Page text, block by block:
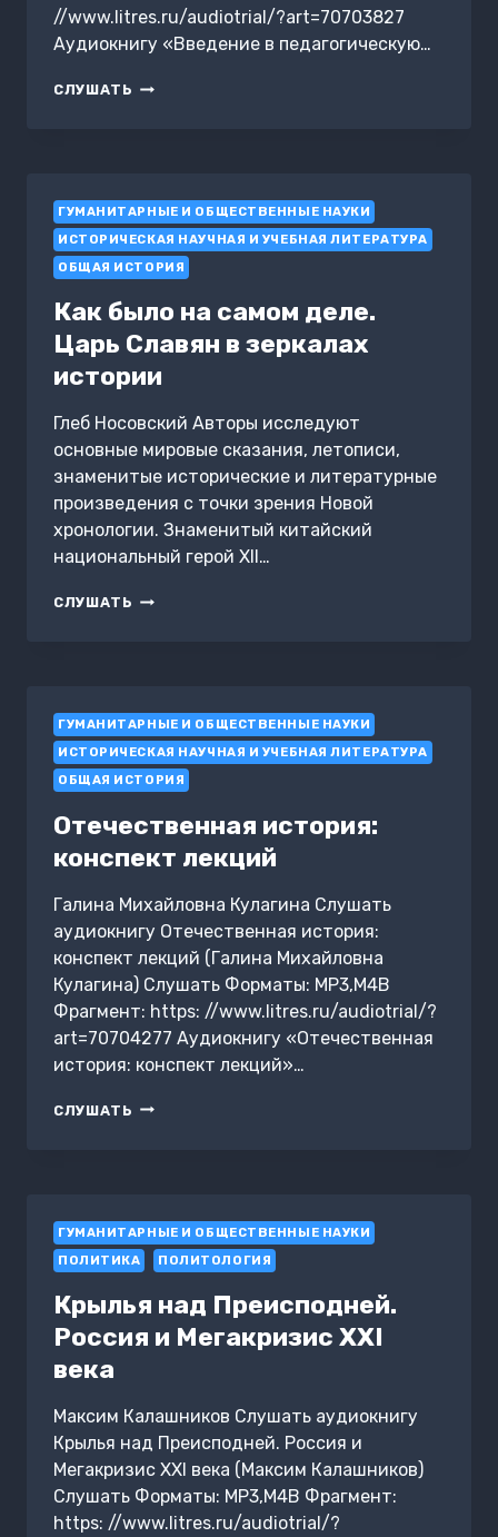
//www.litres.ru/audiotrial/?art=70703827
Аудиокнигу «Введение в педагогическую…
СЛУШАТЬ ВВЕДЕНИЕ
ГУМАНИТАРНЫЕ И ОБЩЕСТВЕННЫЕ НАУКИ
ИСТОРИЧЕСКАЯ НАУЧНАЯ И УЧЕБНАЯ ЛИТЕРАТУРА
ОБЩАЯ ИСТОРИЯ
Как было на самом деле.
Царь Славян в зеркалах
истории
Глеб Носовский Авторы исследуют
основные мировые сказания, летописи,
знаменитые исторические и литературные
произведения с точки зрения Новой
хронологии. Знаменитый китайский
национальный герой XII…
СЛУШАТЬ КАК
СЛАВЯН
В
ЗЕРКАЛАХ
ИСТОРИИ
ГУМАНИТАРНЫЕ И ОБЩЕСТВЕННЫЕ НАУКИ
ИСТОРИЧЕСКАЯ НАУЧНАЯ И УЧЕБНАЯ ЛИТЕРАТУРА
ОБЩАЯ ИСТОРИЯ
Отечественная история:
конспект лекций
Галина Михайловна Кулагина Слушать
аудиокнигу Отечественная история:
конспект лекций (Галина Михайловна
Кулагина) Слушать Форматы: MP3,M4B
Фрагмент: https: //www.litres.ru/audiotrial/?
art=70704277 Аудиокнигу «Отечественная
история: конспект лекций»…
СЛУШАТЬ ОТЕЧЕСТВЕННАЯ
ГУМАНИТАРНЫЕ И ОБЩЕСТВЕННЫЕ НАУКИ
ПОЛИТИКА
ПОЛИТОЛОГИЯ
Крылья над Преисподней.
Россия и Мегакризис XXI
века
Максим Калашников Слушать аудиокнигу
Крылья над Преисподней. Россия и
Мегакризис XXI века (Максим Калашников)
Слушать Форматы: MP3,M4B Фрагмент:
https: //www.litres.ru/audiotrial/?